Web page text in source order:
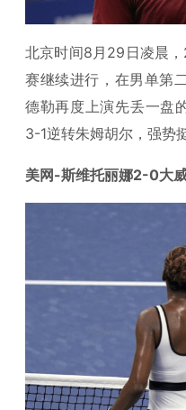
北京时间8月29日凌晨
赛继续进行，在男单第
德勒再度上演先丢一
3-1逆转朱姆胡尔，强势
美网-斯维托丽娜2-0大